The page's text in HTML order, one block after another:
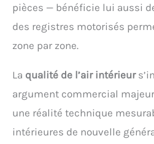
pièces — bénéficie lui aussi
des registres motorisés
zone par zone.
La qualité de l’air intérieur
argument commercial
une réalité technique
intérieures de nouvelle